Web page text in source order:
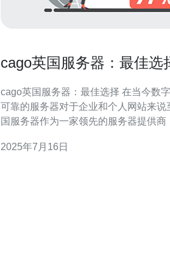
cago英国服务器：最佳选
cago英国服务器：最佳选择 在当今数字化时代，拥有一个
可靠的服务器对于企业和个人网站来说
国服务器作为一家领先的服务器提供商
英国服务器是您的最佳选择。 cago英国服务器拥有先进的
2025年7月16日